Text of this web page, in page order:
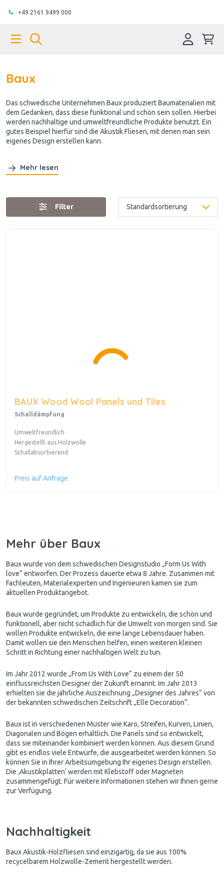
+49 2161 9499 000
Baux
Das schwedische Unternehmen Baux produziert Baumaterialien mit
dem Gedanken, dass diese funktional und schön sein sollen. Hierbei
werden nachhaltige und umweltfreundliche Produkte benutzt. Ein
gutes Beispiel hierfür sind die Akustik Fliesen, mit denen man sein
eigenes Design erstellen kann.
Mehr lesen
Filter
BAUX Wood Wool Panels und Tiles
Schalldämpfung
Umweltfreundlich
Hergestellt aus Holzwolle
Schallabsorbierend
Preis auf Anfrage
Mehr über Baux
Baux wurde von dem schwedischen Designstudio „Form Us With
love“ entworfen. Der Prozess dauerte etwa 8 Jahre. Zusammen mit
Fachleuten, Materialexperten und Ingenieuren kamen sie zum
aktuellen Produktangebot.
Baux wurde gegründet, um Produkte zu entwickeln, die schön und
funktionell, aber nicht schädlich für die Umwelt von morgen sind. Sie
wollen Produkte entwickeln, die eine lange Lebensdauer haben.
Damit wollen sie den Menschen helfen, einen weiteren kleinen
Schritt in Richtung einer nachhaltigen Welt zu tun.
Im Jahr 2012 wurde „From Us With Love“ zu einem der 50
einflussreichsten Designer der Zukunft ernannt. Im Jahr 2013
erhielten sie die jährliche Auszeichnung „Designer des Jahres“ von
der bekannten schwedischen Zeitschrift „Elle Decoration“.
Baux ist in verschiedenen Muster wie Karo, Streifen, Kurven, Linien,
Diagonalen und Bögen erhältlich. Die Panels sind so entwickelt,
dass sie miteinander kombiniert werden können. Aus diesem Grund
gibt es endlos viele Entwürfe, die ausgearbeitet werden können. So
können Sie in Ihrer Arbeitsumgebung Ihr eigenes Design erstellen.
Die ‚Akustikplatten‘ werden mit Klebstoff oder Magneten
zusammengefügt. Für weitere Informationen stehen wir Ihnen gerne
zur Verfügung.
Nachhaltigkeit
Baux Akustik-Holzfliesen sind einzigartig, da sie aus 100%
recycelbarem Holzwolle-Zement hergestellt werden.